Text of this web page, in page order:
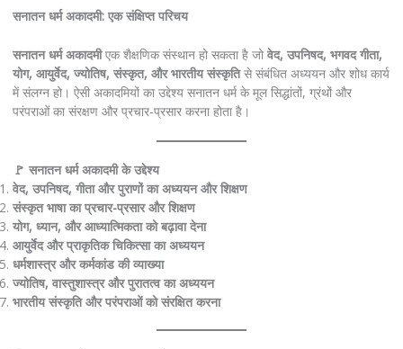
सनातन धर्म अकादमी: एक संक्षिप्त परिचय
सनातन धर्म अकादमीएक शैक्षणिक संस्थान हो सकता है जो वेद, उपनिषद, भगवद गीता,
योग, आयुर्वेद, ज्योतिष, संस्कृत, और भारतीय संस्कृतिसे संबंधित अध्ययन और शोध कार्य
में संलग्न हो। ऐसी अकादमियों का उद्देश्य सनातन धर्म के मूल सिद्धांतों, ग्रंथों और
परंपराओं का संरक्षण और प्रचार-प्रसार करना होता है।
🚩 सनातन धर्म अकादमी के उद्देश्य
वेद, उपनिषद, गीता और पुराणों का अध्ययन और शिक्षण
संस्कृत भाषा का प्रचार-प्रसार और शिक्षण
योग, ध्यान, और आध्यात्मिकता को बढ़ावा देना
आयुर्वेद और प्राकृतिक चिकित्सा का अध्ययन
धर्मशास्त्र और कर्मकांड की व्याख्या
ज्योतिष, वास्तुशास्त्र और पुरातत्व का अध्ययन
भारतीय संस्कृति और परंपराओं को संरक्षित करना